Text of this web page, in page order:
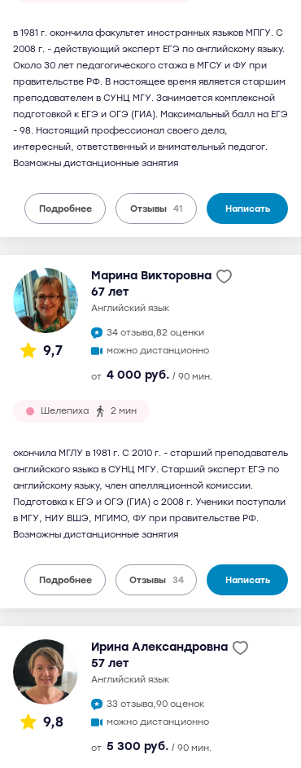
в 1981 г. окончила факультет иностранных языков МПГУ. С
2008 г. - действующий эксперт ЕГЭ по английскому языку.
Около 30 лет педагогического стажа в МГСУ и ФУ при
правительстве РФ. В настоящее время является старшим
преподавателем в СУНЦ МГУ. Занимается комплексной
подготовкой к ЕГЭ и ОГЭ (ГИА). Максимальный балл на ЕГЭ
- 98. Настоящий профессионал своего дела,
интересный, ответственный и внимательный педагог.
Возможны дистанционные занятия
Подробнее Отзывы 41 Написать
9,7
Марина Викторовна
67 лет
английский язык
34 отзыва,82 оценки
можно дистанционно
от 4 000 руб. / 90 мин.
Шелепиха 2 мин
окончила МГЛУ в 1981 г. С 2010 г. - старший преподаватель
английского языка в СУНЦ МГУ. Старший эксперт ЕГЭ по
английскому языку, член апелляционной комиссии.
Подготовка к ЕГЭ и ОГЭ (ГИА) с 2008 г. Ученики поступали
в МГУ, НИУ ВШЭ, МГИМО, ФУ при правительстве РФ.
Возможны дистанционные занятия
Подробнее Отзывы 34 Написать
9,8
Ирина Александровна
57 лет
английский язык
33 отзыва,90 оценок
можно дистанционно
от 5 300 руб. / 90 мин.